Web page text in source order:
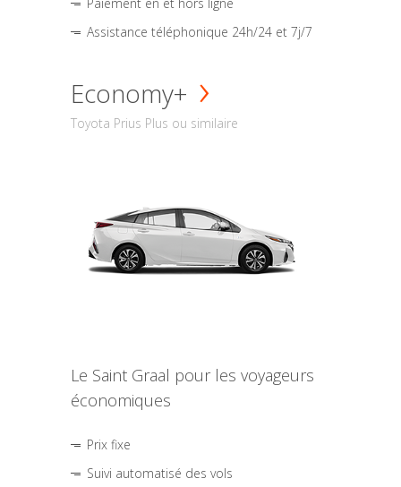
Assistance téléphonique 24h/24 et 7j/7
Economy+
Toyota Prius Plus ou similaire
Le Saint Graal pour les voyageurs
économiques
Prix fixe
Suivi automatisé des vols